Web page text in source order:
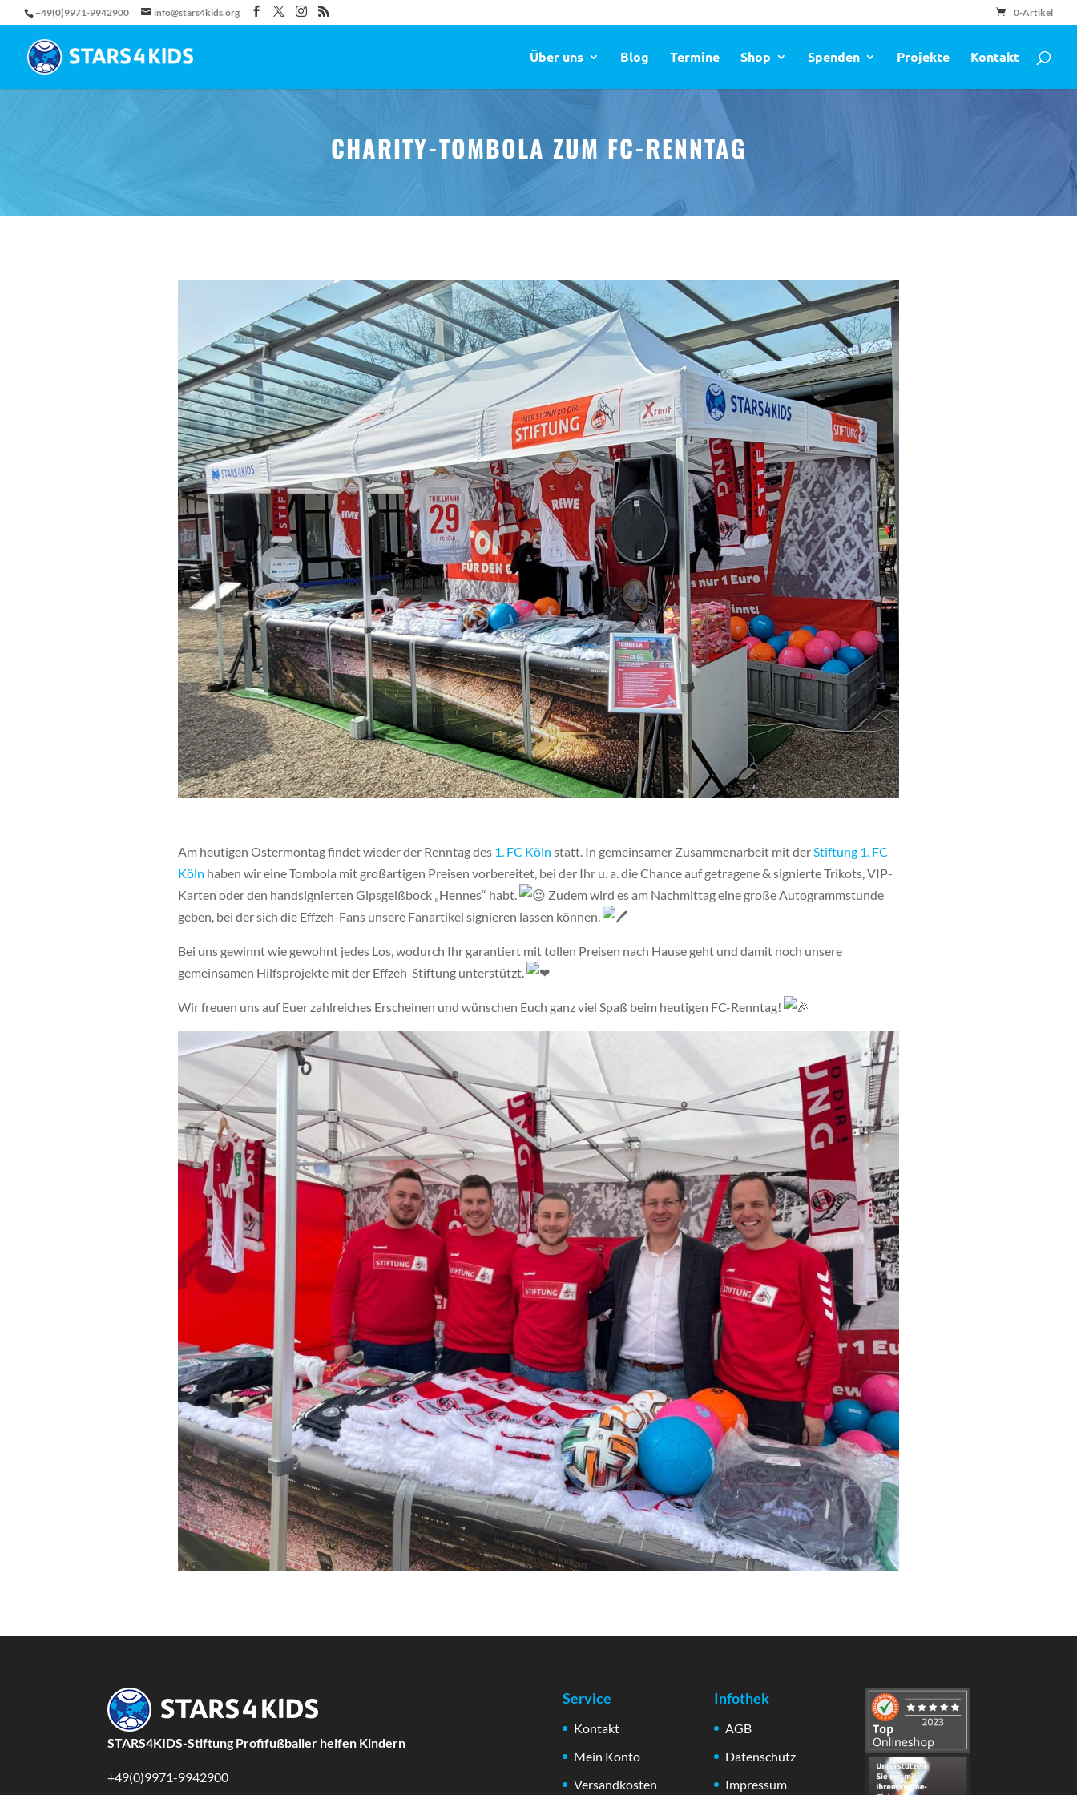
+49(0)9971-9942900 info@stars4kids.org 0-Artikel
Über uns Blog Termine Shop Spenden Projekte Kontakt
CHARITY-TOMBOLA ZUM FC-RENNTAG
Am heutigen Ostermontag findet wieder der Renntag des 1. FC Köln statt. In gemeinsamer Zusammenarbeit mit derStiftung 1. FC
Köln haben wir eine Tombola mit großartigen Preisen vorbereitet, bei der Ihr u. a. die Chance auf getragene & signierte Trikots, VIP-
Karten oder den handsignierten Gipsgeißbock „Hennes“ habt.
Zudem wird es am Nachmittag eine große Autogrammstunde
geben, bei der sich die Effzeh-Fans unsere Fanartikel signieren lassen können.
Bei uns gewinnt wie gewohnt jedes Los, wodurch Ihr garantiert mit tollen Preisen nach Hause geht und damit noch unsere
gemeinsamen Hilfsprojekte mit der Effzeh-Stiftung unterstützt.
Wir freuen uns auf Euer zahlreiches Erscheinen und wünschen Euch ganz viel Spaß beim heutigen FC-Renntag!
STARS4KIDS-Stiftung Profifußballer helfen Kindern
+49(0)9971-9942900
Service
Kontakt
Mein Konto
Versandkosten
Infothek
AGB
Datenschutz
Impressum